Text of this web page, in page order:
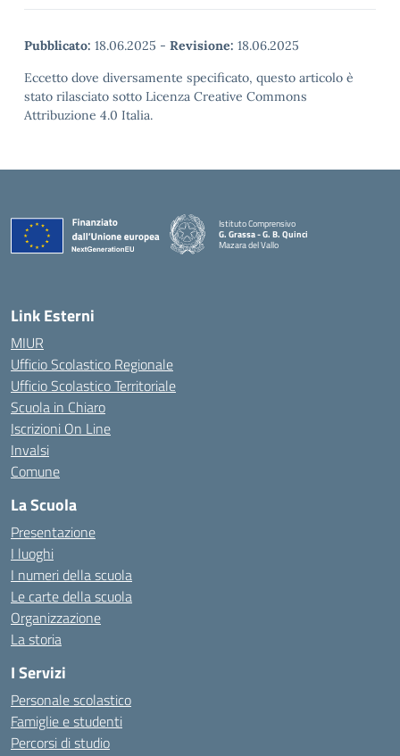
Pubblicato: 18.06.2025 - Revisione: 18.06.2025
Eccetto dove diversamente specificato, questo articolo è
stato rilasciato sotto Licenza Creative Commons
Attribuzione 4.0 Italia.
Istituto Comprensivo
G. Grassa - G. B. Quinci
Mazara del Vallo
Link Esterni
MIUR
Ufficio Scolastico Regionale
Ufficio Scolastico Territoriale
Scuola in Chiaro
Iscrizioni On Line
Invalsi
Comune
La Scuola
Presentazione
I luoghi
I numeri della scuola
Le carte della scuola
Organizzazione
La storia
I Servizi
Personale scolastico
Famiglie e studenti
Percorsi di studio